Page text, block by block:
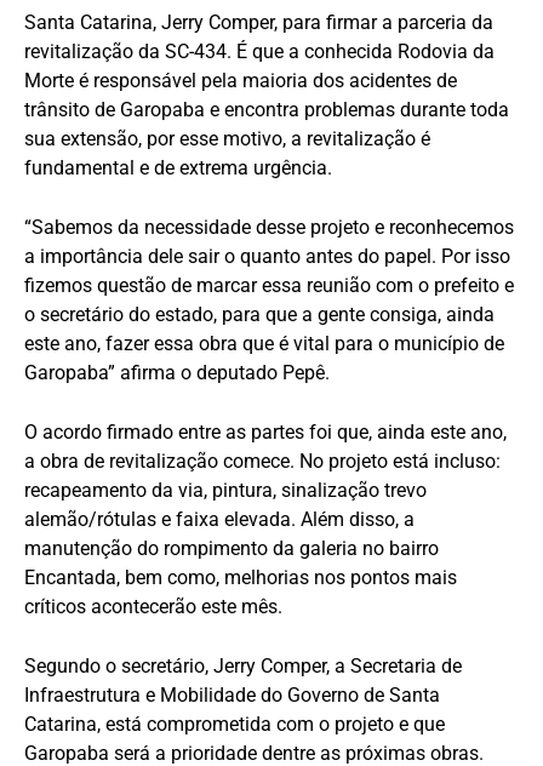
Santa Catarina, Jerry Comper, para firmar a parceria da
revitalização da SC-434. É que a conhecida Rodovia da
Morte é responsável pela maioria dos acidentes de
trânsito de Garopaba e encontra problemas durante toda
sua extensão, por esse motivo, a revitalização é
fundamental e de extrema urgência.
“Sabemos da necessidade desse projeto e reconhecemos
a importância dele sair o quanto antes do papel. Por isso
fizemos questão de marcar essa reunião com o prefeito e
o secretário do estado, para que a gente consiga, ainda
este ano, fazer essa obra que é vital para o município de
Garopaba” afirma o deputado Pepê.
O acordo firmado entre as partes foi que, ainda este ano,
a obra de revitalização comece. No projeto está incluso:
recapeamento da via, pintura, sinalização trevo
alemão/rótulas e faixa elevada. Além disso, a
manutenção do rompimento da galeria no bairro
Encantada, bem como, melhorias nos pontos mais
críticos acontecerão este mês.
Segundo o secretário, Jerry Comper, a Secretaria de
Infraestrutura e Mobilidade do Governo de Santa
Catarina, está comprometida com o projeto e que
Garopaba será a prioridade dentre as próximas obras.